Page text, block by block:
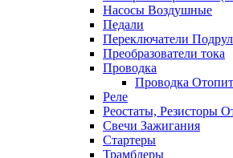
Насосы Воздушные
Педали
Переключатели
Преобразователи тока
Проводка
Проводка
Реле
Реостаты, Резисторы
Свечи Зажигания
Стартеры
Трамблеры